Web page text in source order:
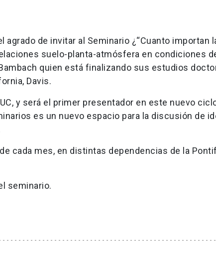
agrado de invitar al Seminario ¿“Cuanto importan
suelo-planta-atmósfera en condiciones
quien está finalizando sus estudios
Davis.
y será el primer presentador en este nuevo
es un nuevo espacio para la discusión de
cada mes, en distintas dependencias de la
seminario.